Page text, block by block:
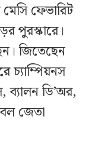
ফেভারিট
পুরস্কারে।
জিতেছেন
চ্যাম্পিয়নস
ডি’অর,
জেতা